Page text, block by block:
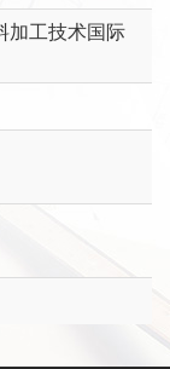
加工技术国际